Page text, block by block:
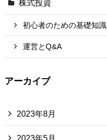
株式投資
初心者のための基礎知識
運営とQ&A
アーカイブ
2023年8月
2023年5月